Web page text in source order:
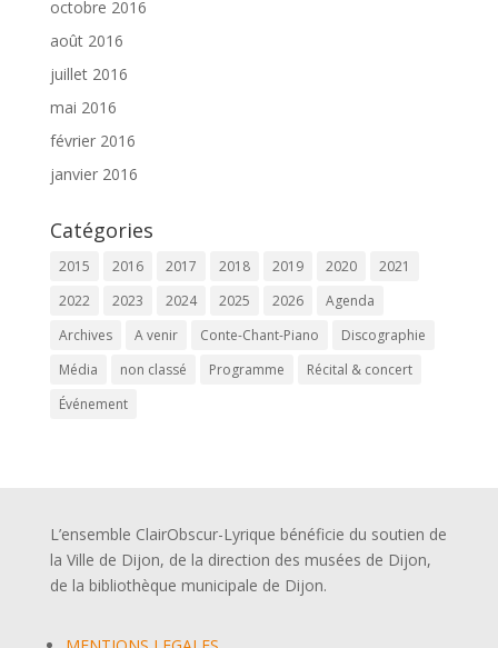
octobre 2016
août 2016
juillet 2016
mai 2016
février 2016
janvier 2016
Catégories
2015 2016 2017 2018 2019 2020
2021
2022
2023 2024 2025 2026
Agenda
Archives
A venir Conte-Chant-Piano
Discographie
Média
non classé Programme
Récital & concert
Événement
L’ensemble ClairObscur-Lyrique bénéficie du soutien de
la Ville de Dijon, de la direction des musées de Dijon,
de la bibliothèque municipale de Dijon.